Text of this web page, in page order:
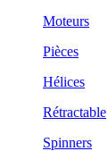
Moteurs
Pièces
Hélices
Rétractable
Spinners